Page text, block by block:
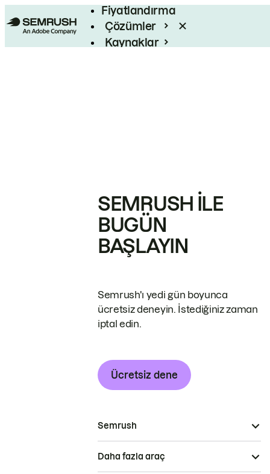
Fiyatlandırma
Çözümler
Kaynaklar
SEMRUSH ILE
BUGÜN
BAŞLAYIN
Semrush'ı yedi gün boyunca
ücretsiz deneyin. İstediğiniz zaman
iptal edin.
Ücretsiz dene
Semrush
Daha fazla araç